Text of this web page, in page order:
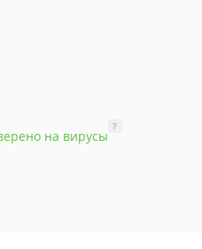
на вирусы
?